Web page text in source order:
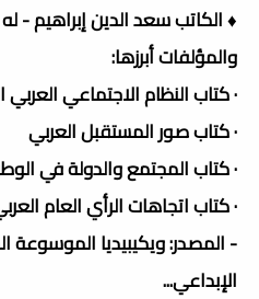
♦ الكاتب سعد الدين إبراهيم
والمؤلفات أبرزها:
· كتاب النظام الاجتماعي العربي
· كتاب صور المستقبل العربي
· كتاب المجتمع والدولة في
· كتاب اتجاهات الرأي العام
- المصدر: ويكيبيديا الموسوعة
الإبداعي...